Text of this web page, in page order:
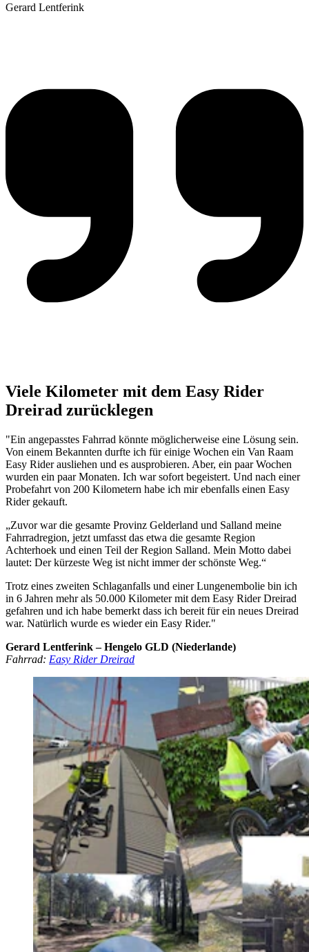
Gerard Lentferink
Viele Kilometer mit dem Easy Rider
Dreirad zurücklegen
"Ein angepasstes Fahrrad könnte möglicherweise eine Lösung sein.
Von einem Bekannten durfte ich für einige Wochen ein Van Raam
Easy Rider ausliehen und es ausprobieren. Aber, ein paar Wochen
wurden ein paar Monaten. Ich war sofort begeistert. Und nach einer
Probefahrt von 200 Kilometern habe ich mir ebenfalls einen Easy
Rider gekauft.
„Zuvor war die gesamte Provinz Gelderland und Salland meine
Fahrradregion, jetzt umfasst das etwa die gesamte Region
Achterhoek und einen Teil der Region Salland. Mein Motto dabei
lautet: Der kürzeste Weg ist nicht immer der schönste Weg.“
Trotz eines zweiten Schlaganfalls und einer Lungenembolie bin ich
in 6 Jahren mehr als 50.000 Kilometer mit dem Easy Rider Dreirad
gefahren und ich habe bemerkt dass ich bereit für ein neues Dreirad
war. Natürlich wurde es wieder ein Easy Rider."
Gerard Lentferink – Hengelo GLD (Niederlande)
Fahrrad: Easy Rider Dreirad